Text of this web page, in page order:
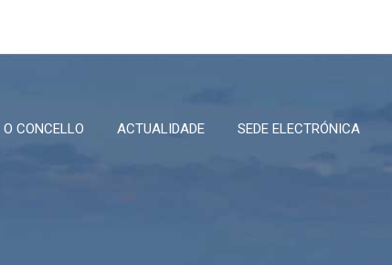
O CONCELLO ACTUALIDADE SEDE ELECTRÓNICA